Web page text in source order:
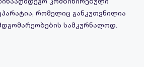
რომელიც განკუთვნილია
სამკურნალოდ.